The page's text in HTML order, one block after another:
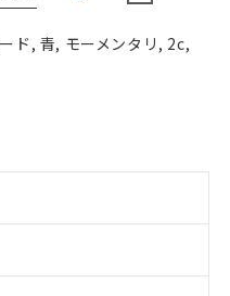
ド, 青, モーメンタリ, 2c,